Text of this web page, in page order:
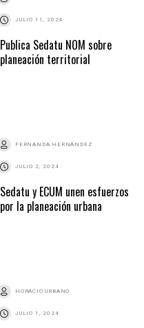
JULIO 11, 2024
Publica Sedatu NOM sobre
planeación territorial
FERNANDA HERNÁNDEZ
JULIO 2, 2024
Sedatu y ECUM unen esfuerzos
por la planeación urbana
HORACIO URBANO
JULIO 1, 2024